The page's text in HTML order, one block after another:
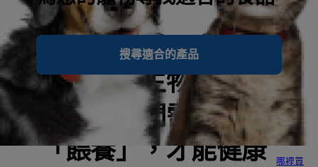
搜尋適合的產品
哪裡買
微生物菌叢是由細菌
和其他微生物組成的
網絡，它們需要被
「餵養」，才能健康